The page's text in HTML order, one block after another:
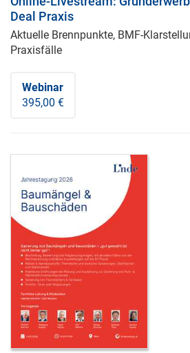
Deal Praxis
Aktuelle Brennpunkte, BMF-
Praxisfälle
Webinar
395,00 €